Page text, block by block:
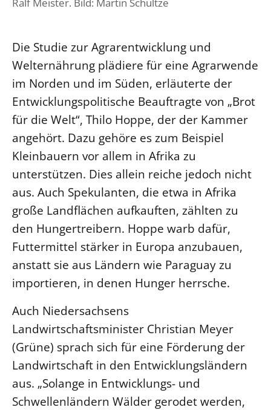
Die Studie zur Agrarentwicklung und
Welternährung plädiere für eine Agrarwende
im Norden und im Süden, erläuterte der
Entwicklungspolitische Beauftragte von „Brot
für die Welt“, Thilo Hoppe, der der Kammer
angehört. Dazu gehöre es zum Beispiel
Kleinbauern vor allem in Afrika zu
unterstützen. Dies allein reiche jedoch nicht
aus. Auch Spekulanten, die etwa in Afrika
große Landflächen aufkauften, zählten zu
den Hungertreibern. Hoppe warb dafür,
Futtermittel stärker in Europa anzubauen,
anstatt sie aus Ländern wie Paraguay zu
importieren, in denen Hunger herrsche.
Auch Niedersachsens
Landwirtschaftsminister Christian Meyer
(Grüne) sprach sich für eine Förderung der
Landwirtschaft in den Entwicklungsländern
aus. „Solange in Entwicklungs- und
Schwellenländern Wälder gerodet werden,